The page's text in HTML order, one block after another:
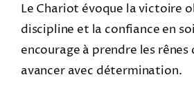
Le Chariot évoque la victoire
discipline et la confiance en
encourage à prendre les rênes
avancer avec détermination.